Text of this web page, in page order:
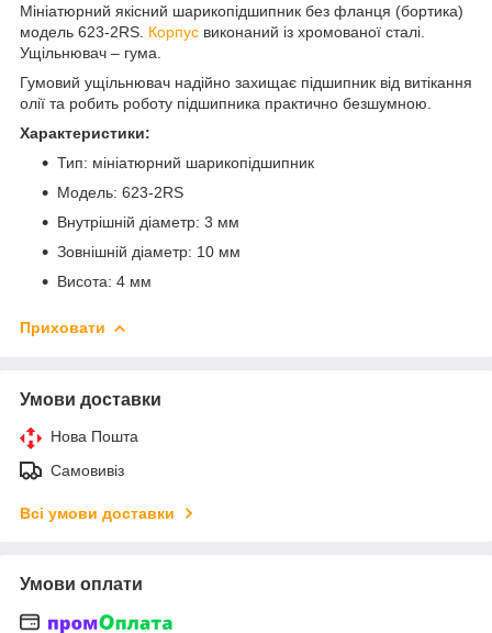
Мініатюрний якісний шарикопідшипник без фланця (бортика)
модель 623-2RS. Корпус виконаний із хромованої сталі.
Ущільнювач – гума.
Гумовий ущільнювач надійно захищає підшипник від витікання
олії та робить роботу підшипника практично безшумною.
Характеристики:
Тип: мініатюрний шарикопідшипник
Модель: 623-2RS
Внутрішній діаметр: 3 мм
Зовнішній діаметр: 10 мм
Висота: 4 мм
Приховати
Умови доставки
Нова Пошта
Самовивіз
Всі умови доставки
Умови оплати